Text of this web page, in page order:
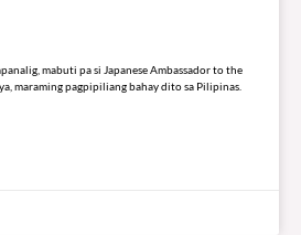
mabuti pa si Japanese Ambassador to the
maraming pagpipiliang bahay dito sa Pilipinas.